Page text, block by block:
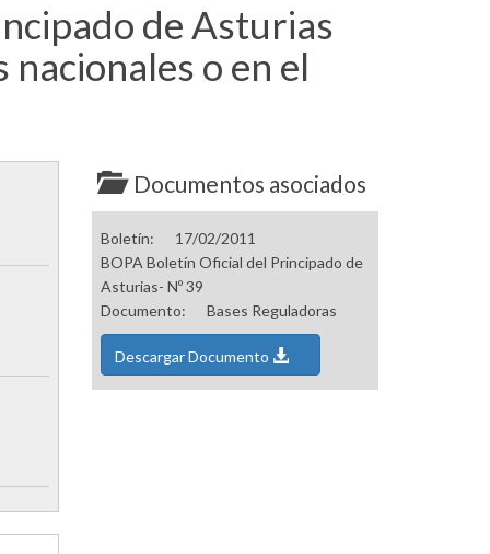
de Asturias
o en el
Documentos asociados
Boletín:
17/02/2011
BOPA Boletín Oficial del Principado de
Asturias- Nº 39
Documento:
Bases Reguladoras
Descargar Documento